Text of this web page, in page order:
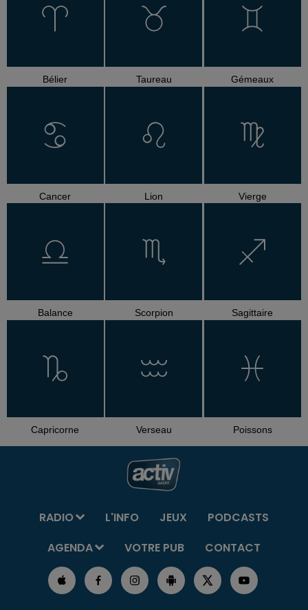
Bélier Taureau Gémeaux
Cancer Lion Vierge
Balance Scorpion Sagittaire
Capricorne Verseau Poissons
RADIO L'INFO JEUX
PODCASTS
AGENDA
VOTRE PUB CONTACT